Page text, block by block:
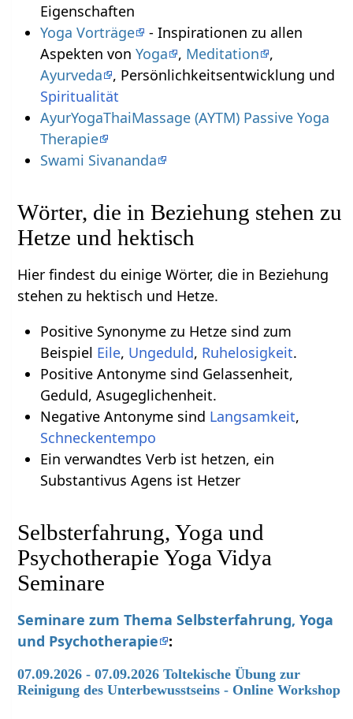
Eigenschaften
Yoga Vorträge
- Inspirationen zu allen
Aspekten von Yoga , Meditation
,
Ayurveda
, Persönlichkeitsentwicklung und
Spiritualität
AyurYogaThaiMassage (AYTM) Passive Yoga
Therapie
Swami Sivananda
Wörter, die in Beziehung stehen zu
Hetze und hektisch
Hier findest du einige Wörter, die in Beziehung
stehen zu hektisch und Hetze.
Positive Synonyme zu Hetze sind zum
Beispiel Eile, Ungeduld, Ruhelosigkeit.
Positive Antonyme sind Gelassenheit,
Geduld, Asugeglichenheit.
Negative Antonyme sind Langsamkeit,
Schneckentempo
Ein verwandtes Verb ist hetzen, ein
Substantivus Agens ist Hetzer
Selbsterfahrung, Yoga und
Psychotherapie Yoga Vidya
Seminare
Seminare zum Thema Selbsterfahrung, Yoga
und Psychotherapie
:
07.09.2026 - 07.09.2026 Toltekische Übung zur
Reinigung des Unterbewusstseins - Online Workshop